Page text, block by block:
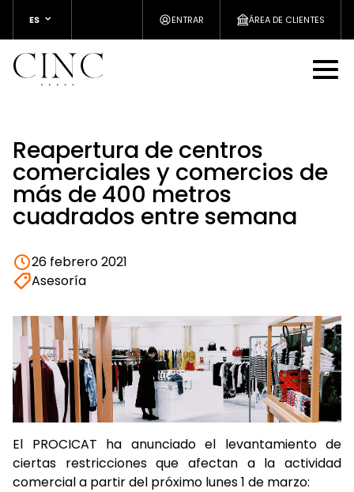
ES ENTRAR ÁREA DE CLIENTES
Reapertura de centros
comerciales y comercios de
más de 400 metros
cuadrados entre semana
26 febrero 2021
Asesoría
El PROCICAT ha anunciado el levantamiento de
ciertas restricciones que afectan a la actividad
comercial a partir del próximo lunes 1 de marzo: